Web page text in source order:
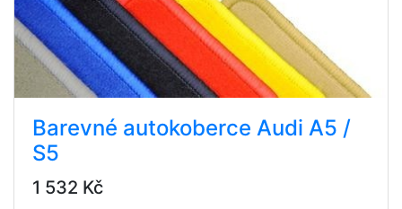
Barevné autokoberce Audi A5 /
S5
1 532 Kč